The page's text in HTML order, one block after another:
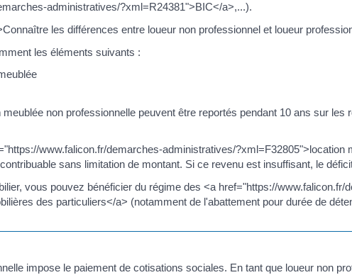
administratives/?xml=R24381">BIC</a>,...).
les différences entre loueur non professionnel et loueur
les éléments suivants :
non professionnelle peuvent être reportés pendant 10 ans sur les
www.falicon.fr/demarches-administratives/?xml=F32805">location
sans limitation de montant. Si ce revenu est insuffisant, le
vous pouvez bénéficier du régime des <a href="https://www.falicon.fr/
des particuliers</a> (notamment de l'abattement pour durée de
impose le paiement de cotisations sociales. En tant que loueur non